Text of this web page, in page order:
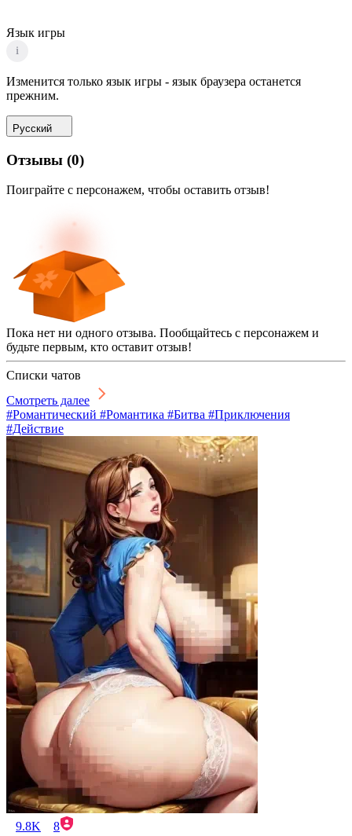
Язык игры
i
Изменится только язык игры - язык браузера останется
прежним.
Русский
Отзывы (0)
Поиграйте с персонажем, чтобы оставить отзыв!
Пока нет ни одного отзыва. Пообщайтесь с персонажем и
будьте первым, кто оставит отзыв!
Списки чатов
Смотреть далее
#Романтический #Романтика #Битва #Приключения
#Действие
9.8K 8